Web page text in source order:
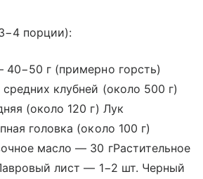
порции):
г (примерно горсть)
клубней (около 500 г)
(около 120 г) Лук
головка (около 100 г)
масло — 30 гРастительное
лист — 1−2 шт. Черный